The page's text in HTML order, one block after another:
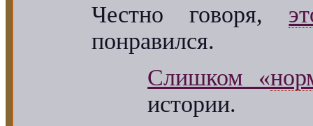
Честно говоря,
понравился.
Слишком «
истории.